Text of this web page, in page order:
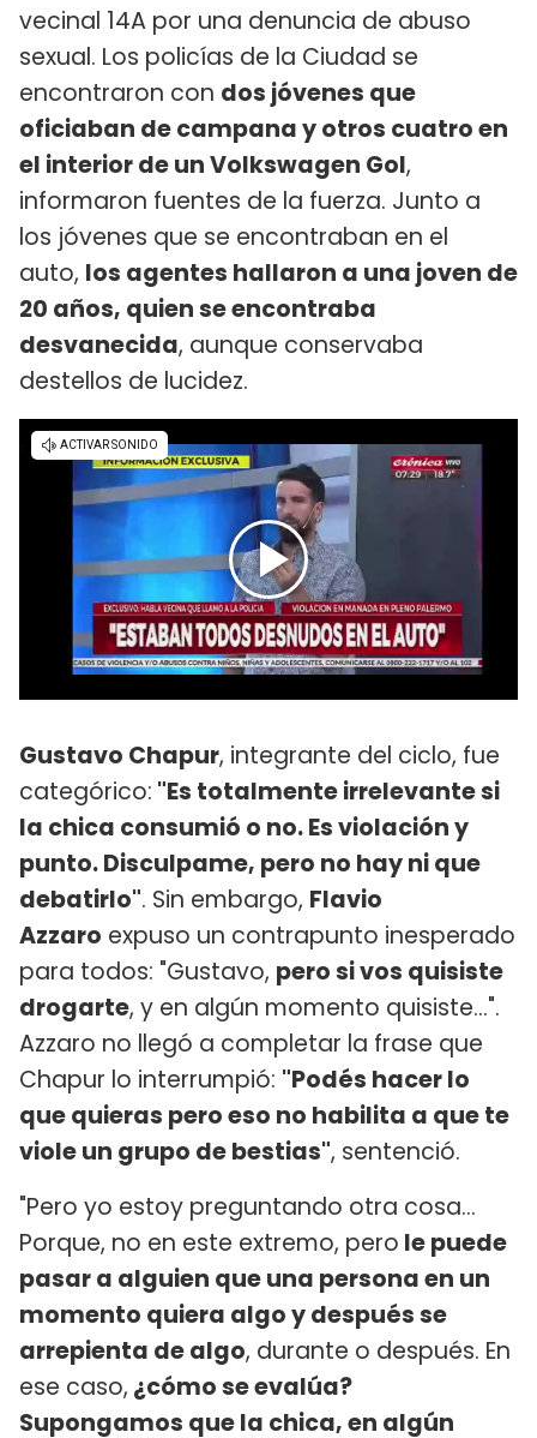
vecinal 14A por una denuncia de abuso
sexual. Los policías de la Ciudad se
encontraron con dos jóvenes que
oficiaban de campana y otros cuatro en
el interior de un Volkswagen Gol,
informaron fuentes de la fuerza. Junto a
los jóvenes que se encontraban en el
auto, los agentes hallaron a una joven de
20 años, quien se encontraba
desvanecida, aunque conservaba
destellos de lucidez.
Gustavo Chapur, integrante del ciclo, fue
categórico: "Es totalmente irrelevante si
la chica consumió o no. Es violación y
punto. Disculpame, pero no hay ni que
debatirlo". Sin embargo, Flavio
Azzaro expuso un contrapunto inesperado
para todos: "Gustavo, pero si vos quisiste
drogarte, y en algún momento quisiste...".
Azzaro no llegó a completar la frase que
Chapur lo interrumpió: "Podés hacer lo
que quieras pero eso no habilita a que te
viole un grupo de bestias", sentenció.
"Pero yo estoy preguntando otra cosa...
Porque, no en este extremo, pero le puede
pasar a alguien que una persona en un
momento quiera algo y después se
arrepienta de algo, durante o después. En
ese caso, ¿cómo se evalúa?
Supongamos que la chica, en algún